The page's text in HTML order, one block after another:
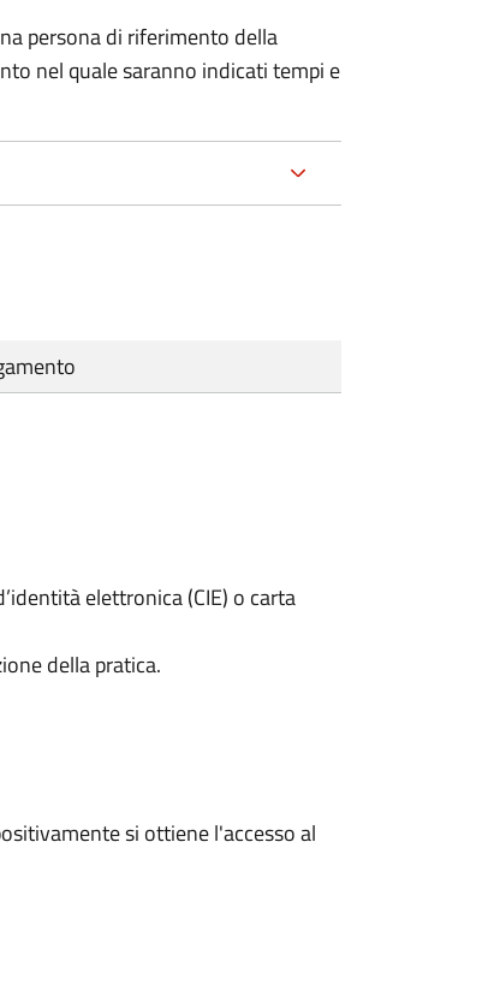
persona di riferimento della
nel quale saranno indicati tempi e
elettronica (CIE) o carta
della pratica.
si ottiene l'accesso al